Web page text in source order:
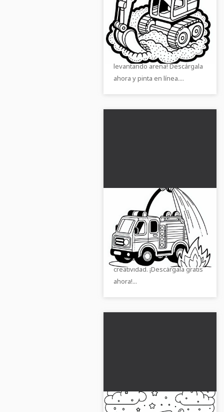
levantando arena -
Plantilla para colorear
gratis
¡Consigue la página para
colorear gratuita de una
excavadora de juguete
levantando arena! Descárgala
ahora y pinta en línea....
Plantilla de colorear de
coche de bomberos
apagando un pequeño
incendio gratis
Consigue la plantilla para
colorear del coche de
bomberos y deja volar tu
creatividad. ¡Descárgala gratis
ahora!...
Avión de juguete vuela